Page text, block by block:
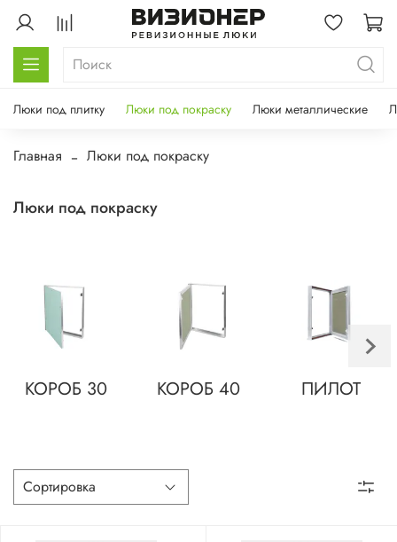
Люки под плитку Люки под покраску Люки металлические
Главная Люки под покраску
Люки под покраску
КОРОБ 30 КОРОБ 40 ПИЛОТ